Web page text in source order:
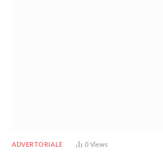
ADVERTORIALE 0 Views